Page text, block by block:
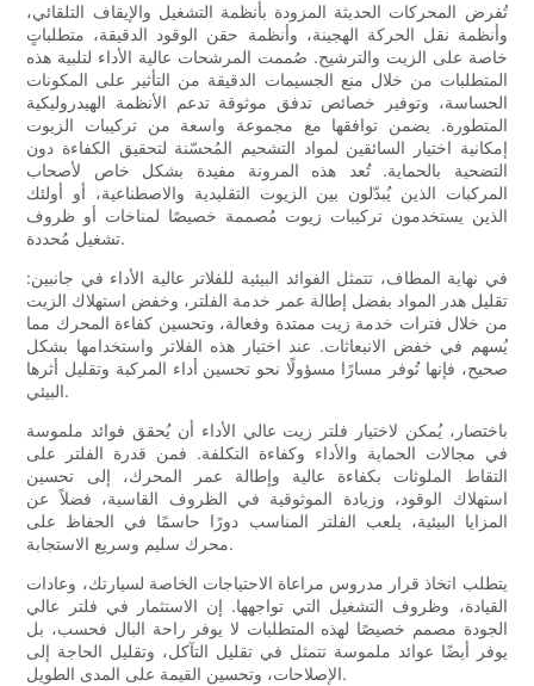
تُفرض المحركات الحديثة المزودة بأنظمة التشغيل والإيقاف التلقائي،
وأنظمة نقل الحركة الهجينة، وأنظمة حقن الوقود الدقيقة، متطلباتٍ
خاصة على الزيت والترشيح. صُممت المرشحات عالية الأداء لتلبية هذه
المتطلبات من خلال منع الجسيمات الدقيقة من التأثير على المكونات
الحساسة، وتوفير خصائص تدفق موثوقة تدعم الأنظمة الهيدروليكية
المتطورة. يضمن توافقها مع مجموعة واسعة من تركيبات الزيوت
إمكانية اختيار السائقين لمواد التشحيم المُحسّنة لتحقيق الكفاءة دون
التضحية بالحماية. تُعد هذه المرونة مفيدة بشكل خاص لأصحاب
المركبات الذين يُبدّلون بين الزيوت التقليدية والاصطناعية، أو أولئك
الذين يستخدمون تركيبات زيوت مُصممة خصيصًا لمناخات أو ظروف
تشغيل مُحددة.
في نهاية المطاف، تتمثل الفوائد البيئية للفلاتر عالية الأداء في جانبين:
تقليل هدر المواد بفضل إطالة عمر خدمة الفلتر، وخفض استهلاك الزيت
من خلال فترات خدمة زيت ممتدة وفعالة، وتحسين كفاءة المحرك مما
يُسهم في خفض الانبعاثات. عند اختيار هذه الفلاتر واستخدامها بشكل
صحيح، فإنها تُوفر مسارًا مسؤولًا نحو تحسين أداء المركبة وتقليل أثرها
البيئي.
باختصار، يُمكن لاختيار فلتر زيت عالي الأداء أن يُحقق فوائد ملموسة
في مجالات الحماية والأداء وكفاءة التكلفة. فمن قدرة الفلتر على
التقاط الملوثات بكفاءة عالية وإطالة عمر المحرك، إلى تحسين
استهلاك الوقود، وزيادة الموثوقية في الظروف القاسية، فضلاً عن
المزايا البيئية، يلعب الفلتر المناسب دورًا حاسمًا في الحفاظ على
محرك سليم وسريع الاستجابة.
يتطلب اتخاذ قرار مدروس مراعاة الاحتياجات الخاصة لسيارتك، وعادات
القيادة، وظروف التشغيل التي تواجهها. إن الاستثمار في فلتر عالي
الجودة مصمم خصيصًا لهذه المتطلبات لا يوفر راحة البال فحسب، بل
يوفر أيضًا عوائد ملموسة تتمثل في تقليل التآكل، وتقليل الحاجة إلى
الإصلاحات، وتحسين القيمة على المدى الطويل.